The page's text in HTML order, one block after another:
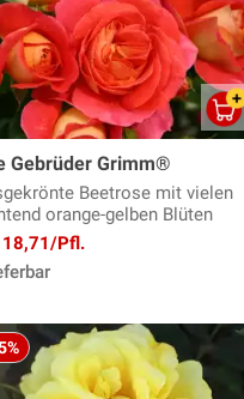
Gebrüder Grimm®
Beetrose mit vielen
orange-gelben Blüten
18,71/Pfl.